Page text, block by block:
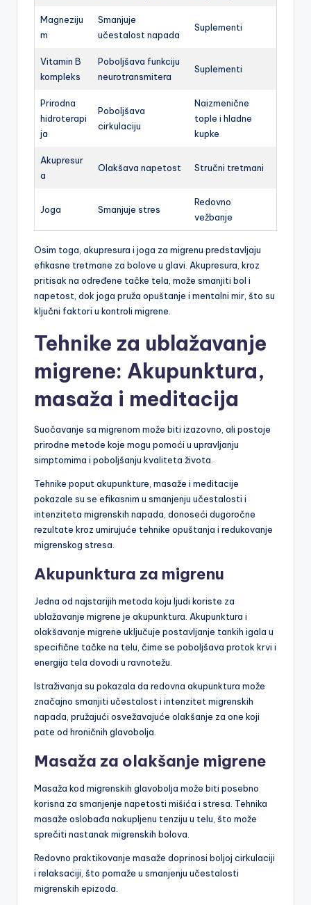
Magneziju
m
Smanjuje
učestalost napada
Suplementi
Vitamin B
kompleks
Poboljšava funkciju
neurotransmitera
Suplementi
Prirodna
hidroterapi
ja
Poboljšava
cirkulaciju
Naizmenične
tople i hladne
kupke
Akupresur
a
Olakšava napetost Stručni tretmani
Joga Smanjuje stres
Redovno
vežbanje
Osim toga, akupresura i joga za migrenu predstavljaju
efikasne tretmane za bolove u glavi. Akupresura, kroz
pritisak na određene tačke tela, može smanjiti bol i
napetost, dok joga pruža opuštanje i mentalni mir, što su
ključni faktori u kontroli migrene.
Tehnike za ublažavanje
migrene: Akupunktura,
masaža i meditacija
Suočavanje sa migrenom može biti izazovno, ali postoje
prirodne metode koje mogu pomoći u upravljanju
simptomima i poboljšanju kvaliteta života.
Tehnike poput akupunkture, masaže i meditacije
pokazale su se efikasnim u smanjenju učestalosti i
intenziteta migrenskih napada, donoseći dugoročne
rezultate kroz umirujuće tehnike opuštanja i redukovanje
migrenskog stresa.
Akupunktura za migrenu
Jedna od najstarijih metoda koju ljudi koriste za
ublažavanje migrene je akupunktura. Akupunktura i
olakšavanje migrene uključuje postavljanje tankih igala u
specifične tačke na telu, čime se poboljšava protok krvi i
energija tela dovodi u ravnotežu.
Istraživanja su pokazala da redovna akupunktura može
značajno smanjiti učestalost i intenzitet migrenskih
napada, pružajući osvežavajuće olakšanje za one koji
pate od hroničnih glavobolja.
Masaža za olakšanje migrene
Masaža kod migrenskih glavobolja može biti posebno
korisna za smanjenje napetosti mišića i stresa. Tehnika
masaže oslobađa nakupljenu tenziju u telu, što može
sprečiti nastanak migrenskih bolova.
Redovno praktikovanje masaže doprinosi boljoj cirkulaciji
i relaksaciji, što pomaže u smanjenju učestalosti
migrenskih epizoda.